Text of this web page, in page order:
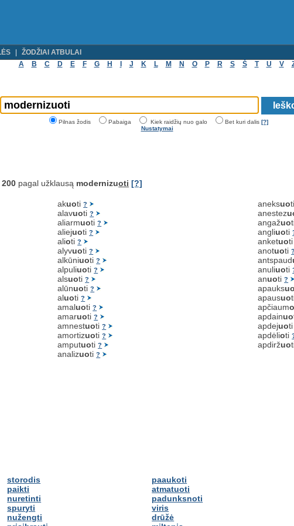
ŽODŽIAI ATBULAI
A
B C D E F G H J K L M N O P R S Š T U V
Pilnas žodis Pabaiga Kiek raidžių nuo galo Bet kuri dalis [?]
Nustatymai
200 pagal užklausą modernizuoti [?]
akuoti?
alavuoti?
aliarmuoti?
aliejuoti?
alioti?
alyvuoti?
alkūniuoti?
alpuliuoti?
alsuoti?
alūnuoti?
aluoti?
amaluoti?
amaruoti?
amnestuoti?
amortizuoti?
amputuoti?
analizuoti?
aneksuo
anestez
angažuo
angliuoti
anketuo
anotuoti?
antspaud
anuliuoti
anuoti?
apauks
apausuo
apčiaum
apdainuo
apdejuo
apdėlioti
apdiržuo
storodis
paikti
nuretinti
spuryti
nužengti
paaukoti
atmatuoti
padunksnoti
viris
drūžė